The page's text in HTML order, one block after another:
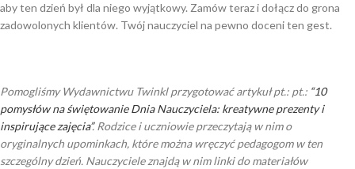
aby ten dzień był dla niego wyjątkowy. Zamów teraz i dołącz do grona
zadowolonych klientów. Twój nauczyciel na pewno doceni ten gest.
Pomogliśmy Wydawnictwu Twinkl przygotować artykuł pt.: pt.: “10
pomysłów na świętowanie Dnia Nauczyciela: kreatywne prezenty i
inspirujące zajęcia”. Rodzice i uczniowie przeczytają w nim o
oryginalnych upominkach, które można wręczyć pedagogom w ten
szczególny dzień. Nauczyciele znajdą w nim linki do materiałów